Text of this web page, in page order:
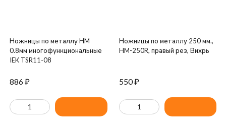
Ножницы по металлу НМ
0.8мм многофункциональные
IEK TSR11-08
886₽
Ножницы по металлу 250 мм.,
НМ-250R, правый рез, Вихрь
550₽